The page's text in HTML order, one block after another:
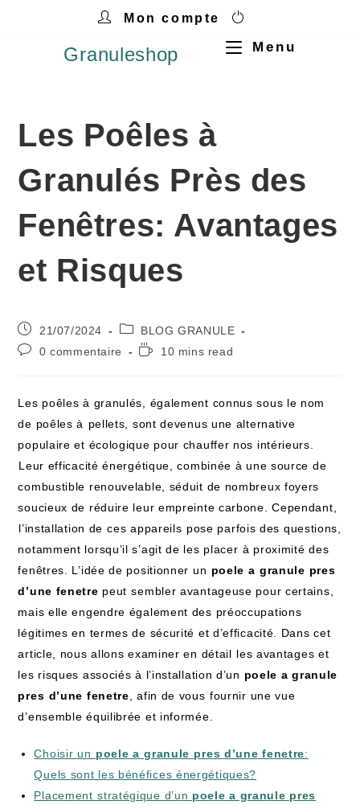
Mon compte
Granuleshop Menu
Les Poêles à
Granulés Près des
Fenêtres: Avantages
et Risques
21/07/2024
BLOG GRANULE
0 commentaire
10 mins read
Les poêles à granulés, également connus​ sous le nom
de poêles‍ à⁤ pellets, sont devenus​ une alternative
‌populaire ‌et écologique pour chauffer nos intérieurs.
⁣Leur efficacité énergétique, combinée à une source de
combustible renouvelable, séduit‍ de nombreux foyers
soucieux de réduire leur empreinte carbone. Cependant,
⁢l’installation de⁤ ces appareils ⁢pose parfois des questions,
notamment ‍lorsqu’il s’agit‍ de les placer ⁣à proximité ​des
fenêtres. L’idée de positionner un⁢ poele a ⁤granule pres
d’une fenetre peut⁤ sembler avantageuse pour ​certains,
mais elle engendre également‌ des ‍préoccupations
légitimes en‍ termes de sécurité et d’efficacité. Dans cet
article, ​nous allons examiner en détail ⁤les avantages et
les risques associés à‌ l’installation d’un poele a granule⁤
pres ⁣d’une ‌fenetre , afin de vous⁣ fournir une vue
d’ensemble équilibrée et ‍informée.
Choisir ‌un⁣ poele ‍a⁣ granule ⁢pres ​d’une fenetre:
Quels sont les bénéfices ​énergétiques?
Placement ⁢stratégique d’un poele a granule pres